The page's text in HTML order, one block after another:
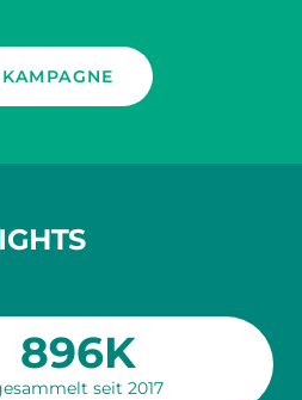
896K
seit 2017